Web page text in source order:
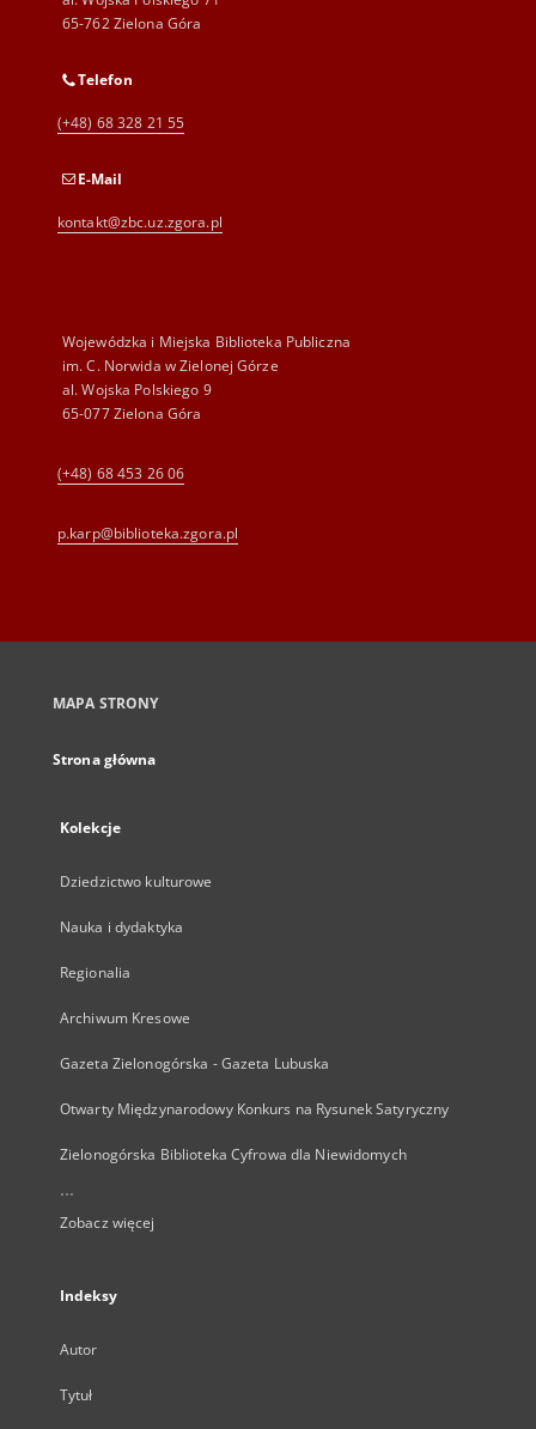
65-762 Zielona Góra
Telefon
(+48) 68 328 21 55
E-Mail
kontakt@zbc.uz.zgora.pl
Wojewódzka i Miejska Biblioteka Publiczna
im. C. Norwida w Zielonej Górze
al. Wojska Polskiego 9
65-077 Zielona Góra
(+48) 68 453 26 06
p.karp@biblioteka.zgora.pl
MAPA STRONY
Strona główna
Kolekcje
Dziedzictwo kulturowe
Nauka i dydaktyka
Regionalia
Archiwum Kresowe
Gazeta Zielonogórska - Gazeta Lubuska
Otwarty Międzynarodowy Konkurs na Rysunek Satyryczny
Zielonogórska Biblioteka Cyfrowa dla Niewidomych
...
Zobacz więcej
Indeksy
Autor
Tytuł